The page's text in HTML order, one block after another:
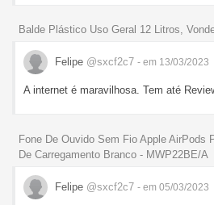
Balde Plástico Uso Geral 12 Litros,
Felipe @sxcf2c7 - em 13/03/2023
A internet é maravilhosa. Tem até
Fone De Ouvido Sem Fio Apple AirPods
De Carregamento Branco - MWP22BE/A
Felipe @sxcf2c7 - em 05/03/2023